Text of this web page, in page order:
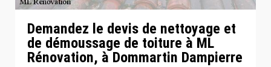
Demandez le devis de nettoyage et
de démoussage de toiture à ML
Rénovation, à Dommartin Dampierre